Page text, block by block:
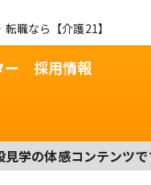
職なら【介護21】
ー 採用情報
学の体感コンテンツで